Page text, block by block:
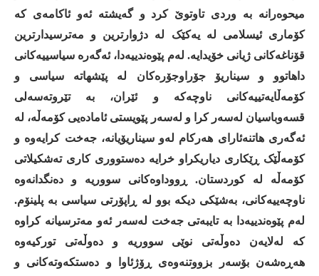
میحوەرانە بە وردی تاوتوێ کرد و گەیشتە ئەو ئاکامەی کە
کۆماری ئیسلامی لە یەکێک لە دژوارترین و
مەترسیدارترین
قۆناغەکانی ژیانی خۆیدایە. لەم پێوەندییەدا، ئەگەرە سیاسییەکانی
داهاتوو
و سیناریۆ جۆراوجۆرەکان لە پێشهاتە سیاسی
و
کۆمەڵایەتییەکانی
ناوچەکە و ئێران، بە
تێروتەسەلی
قسەوباسیان لەسەر کرا و لەسەر پێویستی ئامادەیی کۆمەڵە، لە
ئەگەری هاتنەئارای هەرکام لەو سیناریۆیانە، جەخت کرایەوە و
کۆمەڵێک ڕێکاری دیاریکراو خرایە دەستووری کاری تەشکیلاتی
کۆمەڵە
لە کوردستان. ڕووداوەکانی سووریە و
دەنگدانەوە
ناوچەییەکانی، بەشێکی دیکە بوو لە ڕاپۆرتی سیاسی بە پلینۆم.
لەم پێوەندییەدا بە تایبەتی جەخت لەسەر ئەو مەترسیانە کراوە
کە
لەلایەن دەوڵەتی نوێی سووریە و دەوڵەتی
تورکیەوە
هەڕەشەن
بۆسەر بزووتنەوەی ڕۆژئاوا و دەستکەوتەکانی و